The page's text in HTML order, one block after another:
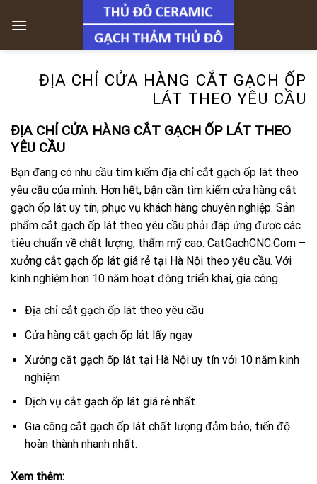
ĐỊA CHỈ CỬA HÀNG CẮT GẠCH ỐP
LÁT THEO YÊU CẦU
ĐỊA CHỈ CỬA HÀNG CẮT GẠCH ỐP LÁT THEO
YÊU CẦU
Bạn đang có nhu cầu tìm kiếm địa chỉ cắt gạch ốp lát theo
yêu cầu của mình. Hơn hết, bận cần tìm kiếm cửa hàng cắt
gạch ốp lát uy tín, phục vụ khách hàng chuyên nghiệp. Sản
phẩm cắt gạch ốp lát theo yêu cầu phải đáp ứng được các
tiêu chuẩn về chất lượng, thẩm mỹ cao. CatGachCNC.Com –
xưởng cắt gạch ốp lát giá rẻ tại Hà Nội theo yêu cầu. Với
kinh nghiệm hơn 10 năm hoạt động triển khai, gia công.
Địa chỉ cắt gạch ốp lát theo yêu cầu
Cửa hàng cắt gạch ốp lát lấy ngay
Xưởng cắt gạch ốp lát tại Hà Nội uy tín với 10 năm kinh
nghiệm
Dịch vụ cắt gạch ốp lát giá rẻ nhất
Gia công cắt gạch ốp lát chất lượng đảm bảo, tiến độ
hoàn thành nhanh nhất.
Xem thêm: